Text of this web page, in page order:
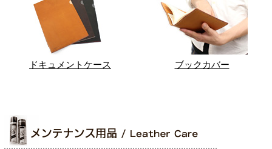
ドキュメントケース ブックカバー